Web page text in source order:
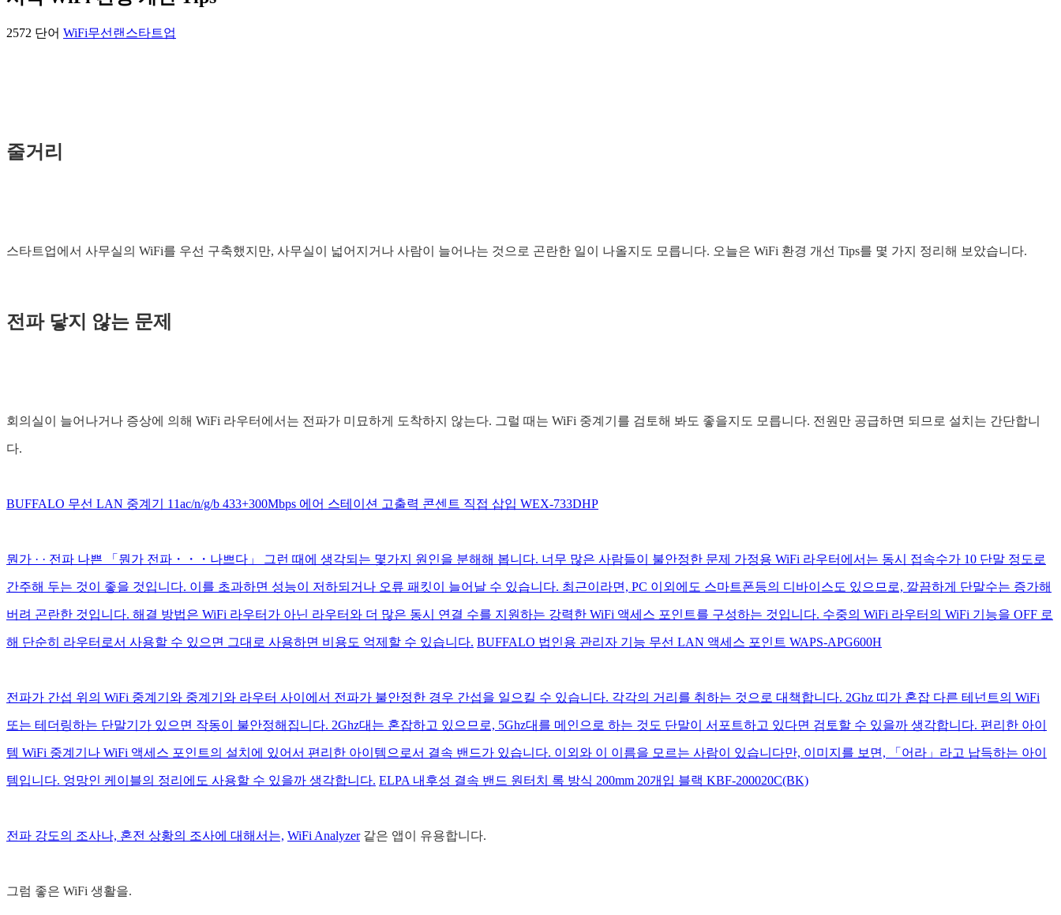
2572 단어 WiFi무선랜 스타트업
줄거리
스타트업에서 사무실의 WiFi를 우선 구축했지만, 사무실이 넓어지거나 사람이 늘어나는 것으로 곤란한 일이 나올지도 모릅니다. 오늘은 WiFi 환경 개선 Tips를 몇 가지 정리해 보았습니다.
전파 닿지 않는 문제
회의실이 늘어나거나 증상에 의해 WiFi 라우터에서는 전파가 미묘하게 도착하지 않는다. 그럴 때는 WiFi 중계기를 검토해 봐도 좋을지도 모릅니다. 전원만 공급하면 되므로 설치는 간단합니
다.
BUFFALO 무선 LAN 중계기 11ac/n/g/b 433+300Mbps 에어 스테이션 고출력 콘센트 직접 삽입 WEX-733DHP
뭔가 · · 전파 나쁜 「뭔가 전파・・・나쁘다」 그런 때에 생각되는 몇가지 원인을 분해해 봅니다. 너무 많은 사람들이 불안정한 문제 가정용 WiFi 라우터에서는 동시 접속수가 10 단말 정도로
간주해 두는 것이 좋을 것입니다. 이를 초과하면 성능이 저하되거나 오류 패킷이 늘어날 수 있습니다. 최근이라면, PC 이외에도 스마트폰등의 디바이스도 있으므로, 깔끔하게 단말수는 증가해
버려 곤란한 것입니다. 해결 방법은 WiFi 라우터가 아닌 라우터와 더 많은 동시 연결 수를 지원하는 강력한 WiFi 액세스 포인트를 구성하는 것입니다. 수중의 WiFi 라우터의 WiFi 기능을 OFF 로
해 단순히 라우터로서 사용할 수 있으면 그대로 사용하면 비용도 억제할 수 있습니다. BUFFALO 법인용 관리자 기능 무선 LAN 액세스 포인트 WAPS-APG600H
전파가 간섭 위의 WiFi 중계기와 중계기와 라우터 사이에서 전파가 불안정한 경우 간섭을 일으킬 수 있습니다. 각각의 거리를 취하는 것으로 대책합니다. 2Ghz 띠가 혼잡 다른 테넌트의 WiFi
또는 테더링하는 단말기가 있으면 작동이 불안정해집니다. 2Ghz대는 혼잡하고 있으므로, 5Ghz대를 메인으로 하는 것도 단말이 서포트하고 있다면 검토할 수 있을까 생각합니다. 편리한 아이
템 WiFi 중계기나 WiFi 액세스 포인트의 설치에 있어서 편리한 아이템으로서 결속 밴드가 있습니다. 이외와 이 이름을 모르는 사람이 있습니다만, 이미지를 보면, 「어라」라고 납득하는 아이
템입니다. 엉망인 케이블의 정리에도 사용할 수 있을까 생각합니다. ELPA 내후성 결속 밴드 원터치 록 방식 200mm 20개입 블랙 KBF-200020C(BK)
전파 강도의 조사나, 혼전 상황의 조사에 대해서는, WiFi Analyzer같은 앱이 유용합니다.
그럼 좋은 WiFi 생활을.